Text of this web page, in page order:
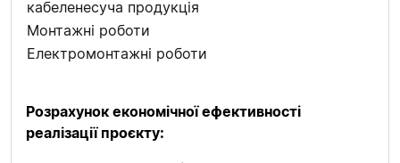
кабеленесуча продукція
Монтажні роботи
Електромонтажні роботи
Розрахунок економічної ефективності
реалізації проєкту: